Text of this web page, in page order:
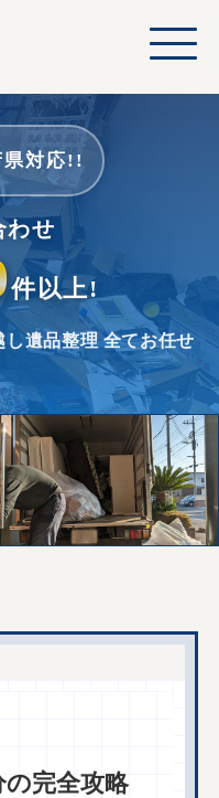
県対応!!
わせ
件以上!
し遺品整理 全てお任せ
完全攻略